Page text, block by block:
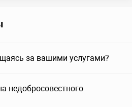
за вашими услугами?
недобросовестного